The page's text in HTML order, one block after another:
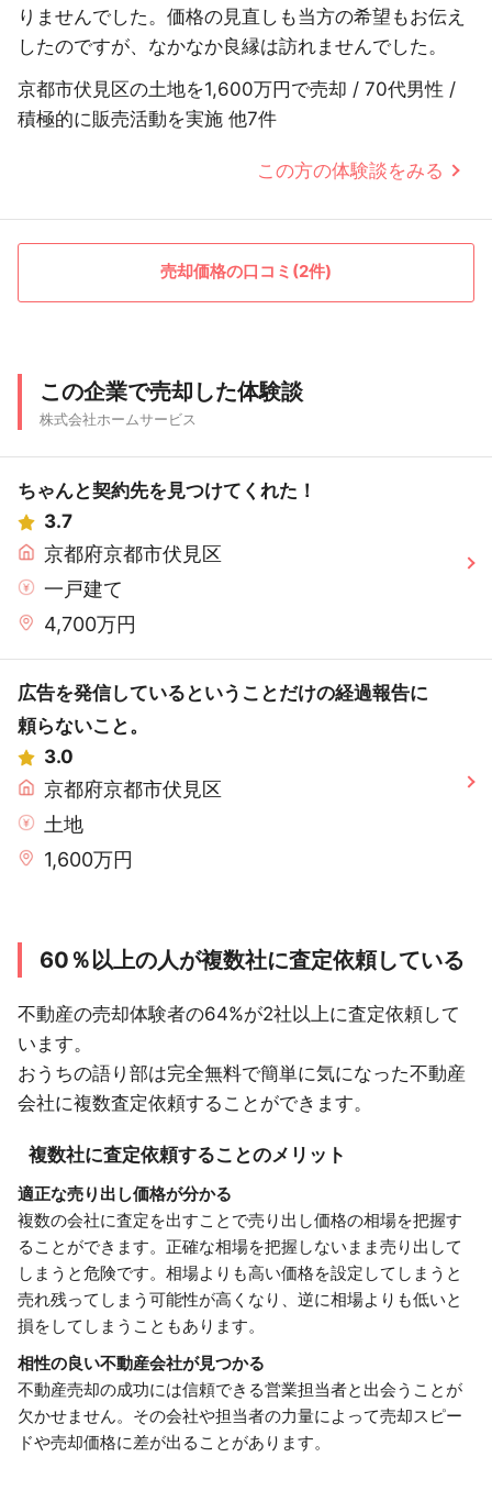
りませんでした。価格の見直しも当方の希望もお伝え
したのですが、なかなか良縁は訪れませんでした。
京都市伏見区の土地を1,600万円で売却 / 70代男性 /
積極的に販売活動を実施 他7件
この方の体験談をみる
売却価格の口コミ(2件)
この企業で売却した体験談
株式会社ホームサービス
ちゃんと契約先を見つけてくれた！
3.7
京都府京都市伏見区
一戸建て
4,700万円
広告を発信しているということだけの経過報告に
頼らないこと。
3.0
京都府京都市伏見区
土地
1,600万円
60％以上の人が複数社に査定依頼している
不動産の売却体験者の64%が2社以上に査定依頼して
います。
おうちの語り部は完全無料で簡単に気になった不動産
会社に複数査定依頼することができます。
複数社に査定依頼することのメリット
適正な売り出し価格が分かる
複数の会社に査定を出すことで売り出し価格の相場を把握す
ることができます。正確な相場を把握しないまま売り出して
しまうと危険です。相場よりも高い価格を設定してしまうと
売れ残ってしまう可能性が高くなり、逆に相場よりも低いと
損をしてしまうこともあります。
相性の良い不動産会社が見つかる
不動産売却の成功には信頼できる営業担当者と出会うことが
欠かせません。その会社や担当者の力量によって売却スピー
ドや売却価格に差が出ることがあります。